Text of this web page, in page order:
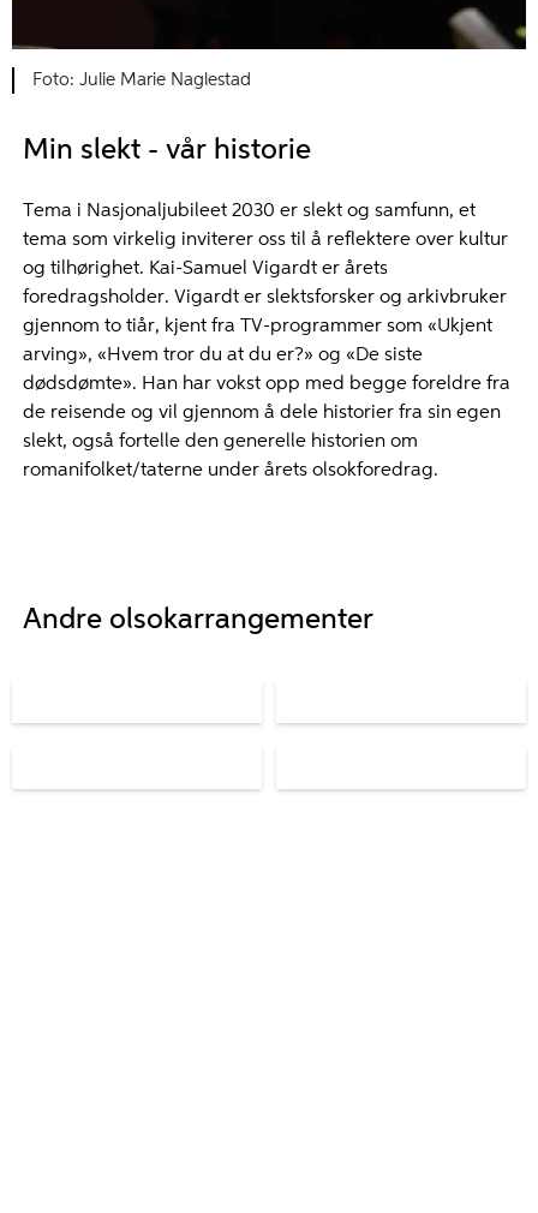
Julie Marie Naglestad
Min slekt - vår historie
Tema i Nasjonaljubileet 2030 er slekt og samfunn, et
tema som virkelig inviterer oss til å reflektere over kultur
og tilhørighet. Kai-Samuel Vigardt er årets
foredragsholder. Vigardt er slektsforsker og arkivbruker
gjennom to tiår, kjent fra TV-programmer som «Ukjent
arving», «Hvem tror du at du er?» og «De siste
dødsdømte». Han har vokst opp med begge foreldre fra
de reisende og vil gjennom å dele historier fra sin egen
slekt, også fortelle den generelle historien om
romanifolket/taterne under årets olsokforedrag.
Andre olsokarrangementer